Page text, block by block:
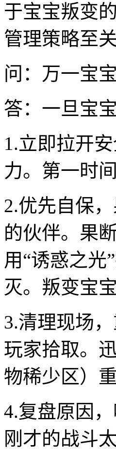
于宝宝叛变
管理策略至关
问：万一宝
答：一旦宝
1.立即拉开
力。第一时
2.优先自保
的伙伴。果
用“诱惑之光
灭。叛变宝
3.清理现场
玩家拾取。
物稀少区）
4.复盘原因
刚才的战斗